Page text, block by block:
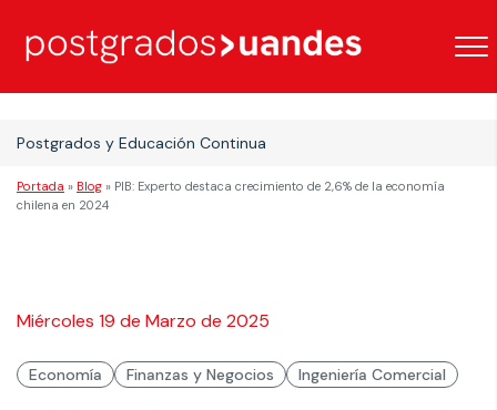
Postgrados y Educación Continua
Portada » Blog » PIB: Experto destaca crecimiento de 2,6% de la economía
chilena en 2024
Miércoles 19 de Marzo de 2025
Economía Finanzas y Negocios Ingeniería Comercial